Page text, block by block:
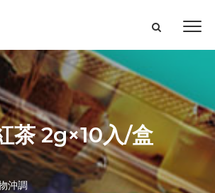
茶 2g×10入/盒
沖調